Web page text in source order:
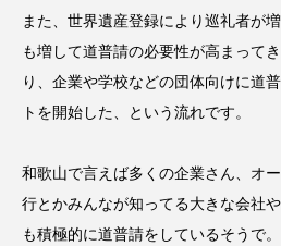
また、世界遺産登録により巡礼者が
も増して道普請の必要性が高まって
り、企業や学校などの団体向けに道
トを開始した、という流れです。
和歌山で言えば多くの企業さん、オ
行とかみんなが知ってる大きな会社
も積極的に道普請をしているそうで。